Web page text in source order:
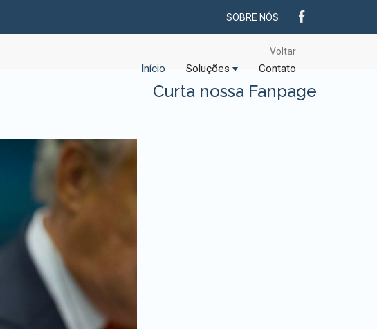
SOBRE NÓS
Início Soluções Contato
Voltar
Curta nossa Fanpage